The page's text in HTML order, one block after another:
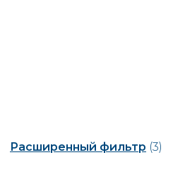
Расширенный фильтр (3)